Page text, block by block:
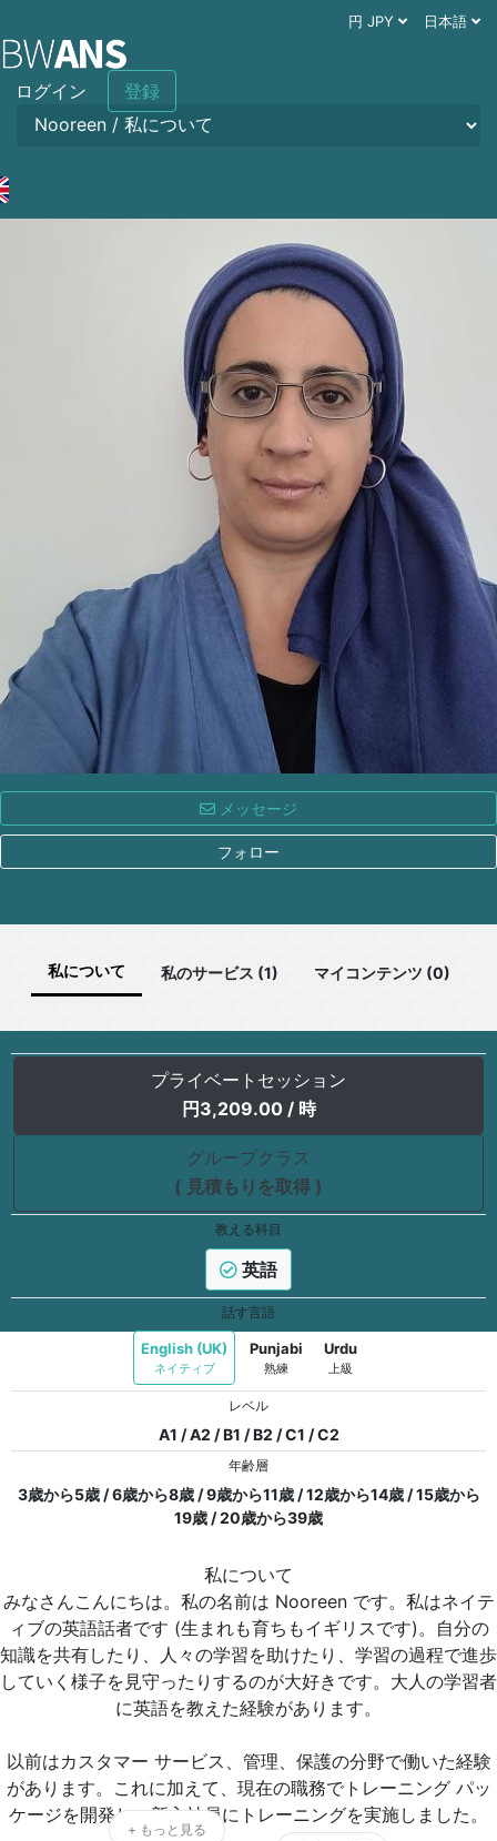
円 JPY 日本語
ログイン 登録
メッセージ
フォロー
私について 私のサービス (1) マイコンテンツ (0)
プライベートセッション
円 3,209.00/ 時
グループクラス
( 見積もりを取得 )
教える科目
英語
話す言語
English (UK)
ネイティブ
Punjabi
熟練
Urdu
上級
レベル
A1 / A2 / B1 / B2 / C1 / C2
年齢層
3歳から5歳 / 6歳から8歳 / 9歳から11歳 / 12歳から14歳 / 15歳から
19歳 / 20歳から39歳
私について
みなさんこんにちは。私の名前は Nooreen です。私はネイテ
ィブの英語話者です (生まれも育ちもイギリスです)。自分の
知識を共有したり、人々の学習を助けたり、学習の過程で進歩
していく様子を見守ったりするのが大好きです。大人の学習者
に英語を教えた経験があります。
以前はカスタマー サービス、管理、保護の分野で働いた経験
があります。これに加えて、現在の職務でトレーニング パッ
ケージを開発し、新入社員にトレーニングを実施しました。
+ もっと見る